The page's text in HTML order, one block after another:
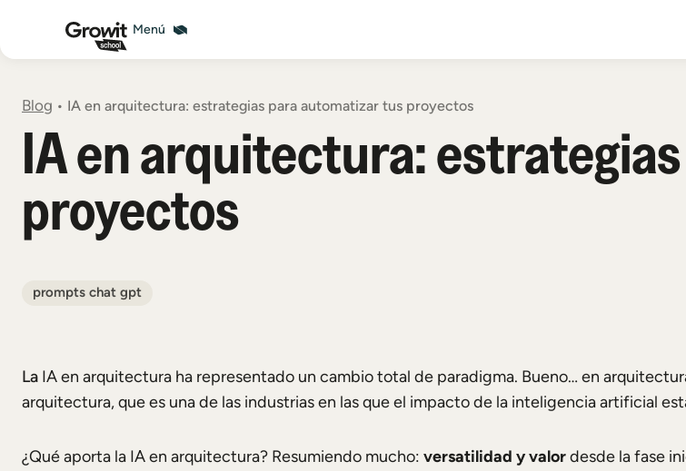
Blog • IA en arquitectura: estrategias para automatizar tus proyectos
IA en arquitectura:
proyectos
prompts chat gpt
La IA en arquitectura ha representado un cambio total de paradigma. Bueno… en
arquitectura, que es una de las industrias en las que el impacto de la inteligencia artificial
¿Qué aporta la IA en arquitectura? Resumiendo mucho: versatilidad y valordesde la fase